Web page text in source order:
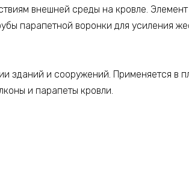
внешней среды на кровле. Элемент
парапетной воронки для усиления
зданий и сооружений. Применяется в
и парапеты кровли.